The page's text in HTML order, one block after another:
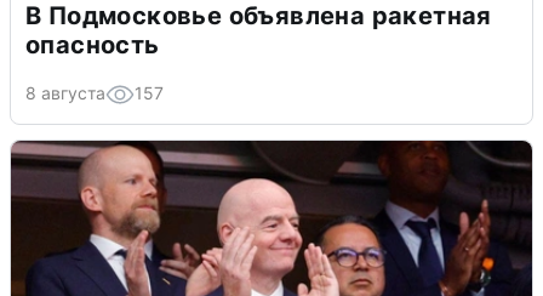
В Подмосковье объявлена ракетная
опасность
8 августа 157